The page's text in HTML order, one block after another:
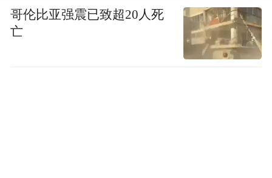
哥伦比亚强震已致超20人死
亡